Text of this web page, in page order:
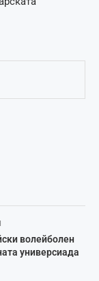
волейболен
универсиада